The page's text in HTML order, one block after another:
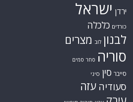
ירדן ישראל
כורדים כלכלה
לבנון לוב מצרים
סוריה סחר סמים
סייבר סין סיני
סעודיה עזה